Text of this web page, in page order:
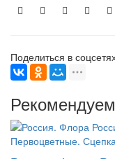
Поделиться в